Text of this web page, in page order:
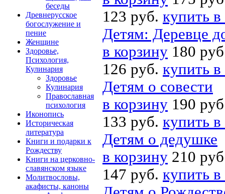
беседы
Древнерусское
богослужение и
пение
Женщине
Здоровье,
Психология,
Кулинария
Здоровье
Кулинария
Православная
психология
Иконопись
Историческая
литература
Книги и подарки к
Рождеству
Книги на церковно-
славянском языке
Молитвословы,
акафисты, каноны
123 руб. купить
Детям: Деревце
в корзину 180
126 руб. купить
Детям о совести
в корзину 190
133 руб. купить
Детям о дедушке
в корзину 210
147 руб. купить